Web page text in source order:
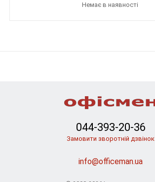
Немає в наявності
044-393-20-36
Замовити зворотній дзвінок
info@officeman.ua